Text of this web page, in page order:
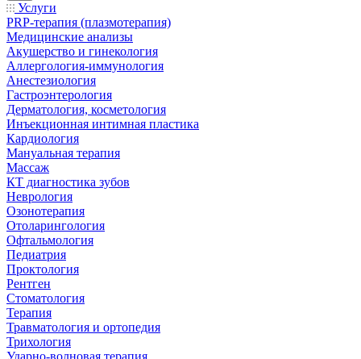
Услуги
PRP-терапия (плазмотерапия)
Медицинские анализы
Акушерство и гинекология
Аллергология-иммунология
Анестезиология
Гастроэнтерология
Дерматология, косметология
Инъекционная интимная пластика
Кардиология
Мануальная терапия
Массаж
КТ диагностика зубов
Неврология
Озонотерапия
Отоларингология
Офтальмология
Педиатрия
Проктология
Рентген
Стоматология
Терапия
Травматология и ортопедия
Трихология
Ударно-волновая терапия